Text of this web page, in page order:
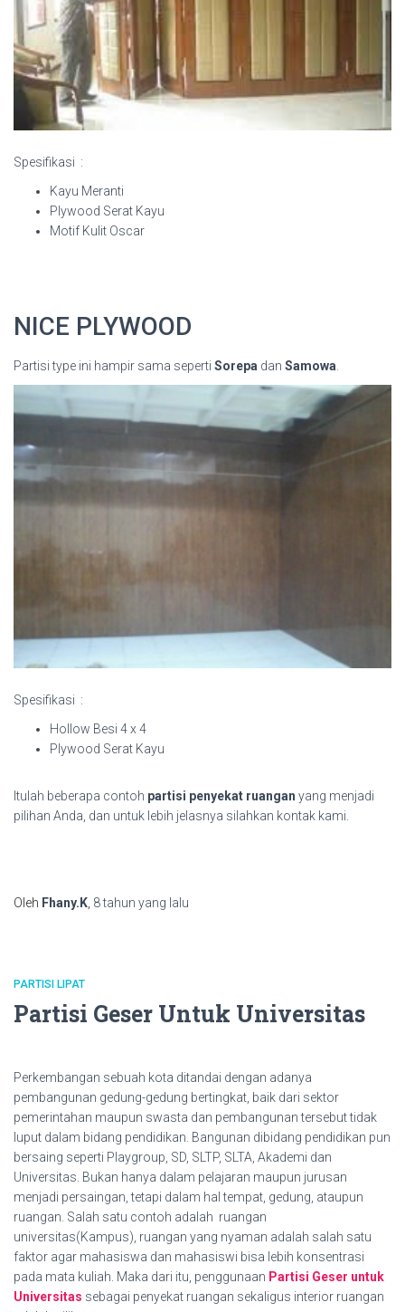
Spesifikasi :
Kayu Meranti
Plywood Serat Kayu
Motif Kulit Oscar
NICE PLYWOOD
Partisi type ini hampir sama seperti Sorepa dan Samowa
Spesifikasi :
Hollow Besi 4 x 4
Plywood Serat Kayu
Itulah beberapa contoh partisi penyekat ruangan yang menjadi
pilihan Anda, dan untuk lebih jelasnya silahkan kontak kami.
Oleh Fhany.K, 8 tahun yang lalu
PARTISI LIPAT
Partisi Geser Untuk Universitas
Perkembangan sebuah kota ditandai dengan adanya
pembangunan gedung-gedung bertingkat, baik dari sektor
pemerintahan maupun swasta dan pembangunan tersebut tidak
luput dalam bidang pendidikan. Bangunan dibidang pendidikan pun
bersaing seperti Playgroup, SD, SLTP, SLTA, Akademi dan
Universitas. Bukan hanya dalam pelajaran maupun jurusan
menjadi persaingan, tetapi dalam hal tempat, gedung, ataupun
ruangan. Salah satu contoh adalah ruangan
universitas(Kampus), ruangan yang nyaman adalah salah satu
faktor agar mahasiswa dan mahasiswi bisa lebih konsentrasi
pada mata kuliah. Maka dari itu, penggunaan Partisi Geser untuk
Universitas sebagai penyekat ruangan sekaligus interior ruangan